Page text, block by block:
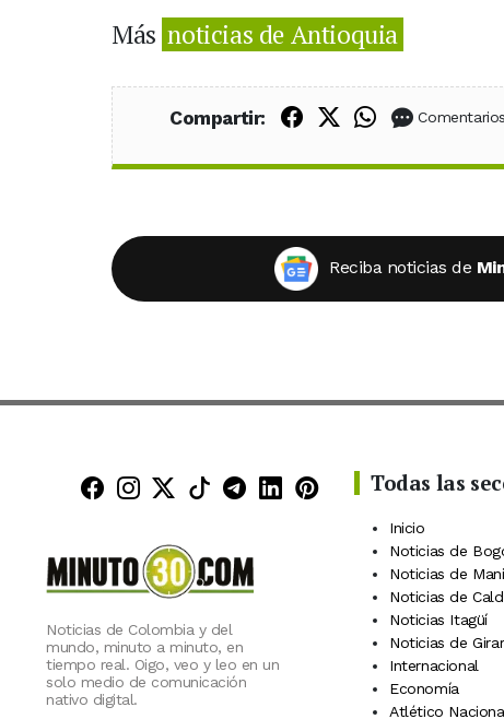
Más noticias de Antioquia
Compartir: Compartir en
Compartir en X
Compartir
Comentarios
Reciba noticias de
Minuto30 en Facebook
Minuto30 en Instagram
Minuto30 en X (Twitter)
Minuto30 en TikTok
Canal de Minuto30 en
Minuto30 en
Minuto30 en
Noticias de Colombia y del
mundo, minuto a minuto, en
tiempo real. Oigo, veo y leo en un
solo medio de comunicación
nativo digital.
Todas las
Inicio
Noticias de
Noticias de
Noticias de
Noticias Itagüí
Noticias de
Internacional
Economía
Atlético